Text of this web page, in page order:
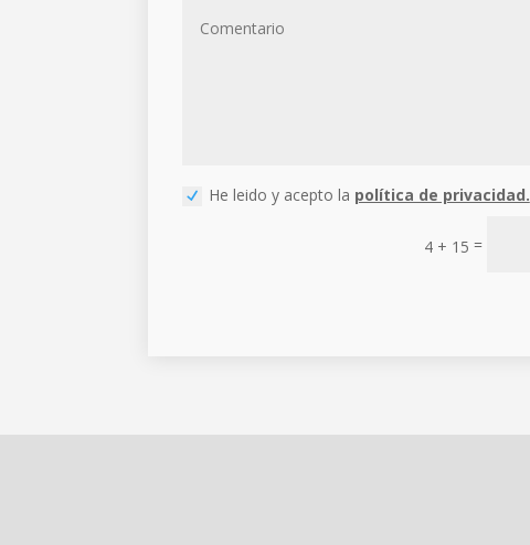
He leido y acepto la política de privacidad.
4 + 15 =